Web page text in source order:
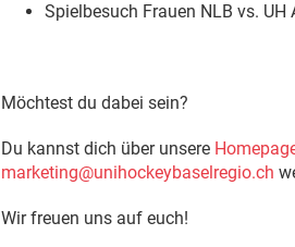
Spielbesuch Frauen NLB vs. UH
Möchtest du dabei sein?
Du kannst dich über unsere
marketing@unihockeybaselregio.ch
Wir freuen uns auf euch!